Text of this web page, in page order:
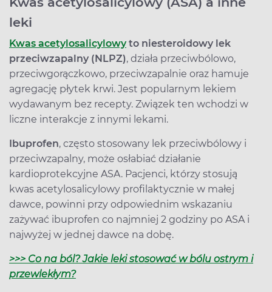
leki
Kwas acetylosalicylowyto niesteroidowy lek
przeciwzapalny (NLPZ), działa przeciwbólowo,
przeciwgorączkowo, przeciwzapalnie oraz hamuje
agregację płytek krwi. Jest popularnym lekiem
wydawanym bez recepty. Związek ten wchodzi w
liczne interakcje z innymi lekami.
Ibuprofen, często stosowany lek przeciwbólowy i
przeciwzapalny, może osłabiać działanie
kardioprotekcyjne ASA. Pacjenci, którzy stosują
kwas acetylosalicylowy profilaktycznie w małej
dawce, powinni przy odpowiednim wskazaniu
zażywać ibuprofen co najmniej 2 godziny po ASA i
najwyżej w jednej dawce na dobę.
>>> Co na ból? Jakie leki stosować w bólu ostrym i
przewlekłym?